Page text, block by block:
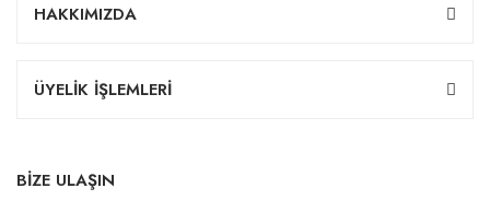
HAKKIMIZDA
ÜYELİK İŞLEMLERİ
BİZE ULAŞIN